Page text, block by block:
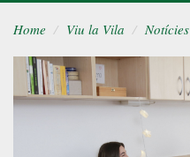
Home Viu la Vila Notícies